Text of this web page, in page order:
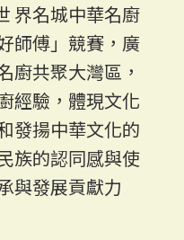
界名城中華名廚
師傅」競賽，廣
廚共聚大灣區，
經驗，體現文化
發揚中華文化的
族的認同感與使
與發展貢獻力